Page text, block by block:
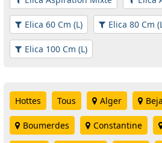
Elica 60 Cm (L) Elica 80 Cm
Elica 100 Cm (L)
Hottes Tous Alger
Boumerdes Constantine